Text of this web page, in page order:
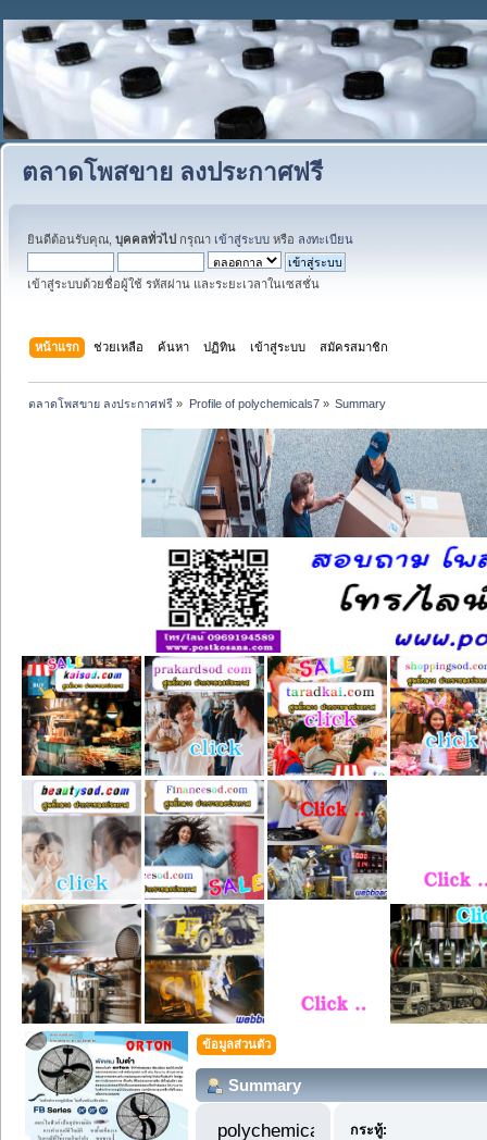
ตลาดโพสขาย ลงประกาศฟรี
ยินดีต้อนรับคุณ, บุคคลทั่วไป กรุณา เข้าสู่ระบบ หรือ ลงทะเบียน
เข้าสู่ระบบด้วยชื่อผู้ใช้ รหัสผ่าน และระยะเวลาในเซสชั่น
หน้าแรก ช่วยเหลือ ค้นหา ปฏิทิน เข้าสู่ระบบ สมัครสมาชิก
ตลาดโพสขาย ลงประกาศฟรี » Profile of polychemicals7» Summary
ข้อมูลส่วนตัว
Summary
กระทู้: